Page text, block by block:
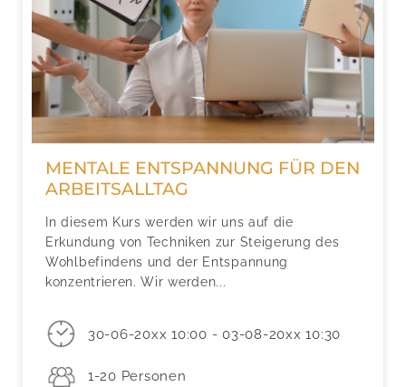
MENTALE ENTSPANNUNG FÜR DEN
ARBEITSALLTAG
In diesem Kurs werden wir uns auf die
Erkundung von Techniken zur Steigerung des
Wohlbefindens und der Entspannung
konzentrieren. Wir werden...
30-06-20xx 10:00 - 03-08-20xx 10:30
1-20 Personen